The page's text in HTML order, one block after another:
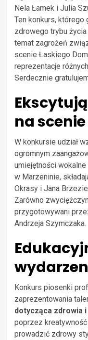
Nela Łamek i Julia
Ten konkurs, którego
zdrowego trybu życia
temat zagrożeń
scenie Łaskiego
reprezentacje
Serdecznie
na scenie
W konkursie udział
ogromnym
umiejętności
w Marzeninie,
Okrasy i Jana
Zarówno
przygotowywani
Andrzeja Szymczaka.
Konkurs piosenki
zaprezentowania
dotycząca zdrowia
poprzez
prowadzić zdrowy